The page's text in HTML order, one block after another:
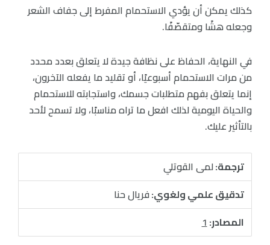
كذلك يمكن أن يؤدي الاستحمام المفرط إلى جفاف الشعر
وجعله هشًا ومتقصّفًا.
في النهاية، الحفاظ على نظافة جيدة لا يتعلق بعدد محدد
من مرات الاستحمام أسبوعيًا، أو تقليد ما يفعله الآخرون،
إنما يتعلق بفهم متطلبات جسمك، واستجابته للاستحمام
والحياة اليومية لذلك افعل ما تراه مناسبًا، ولا تسمح لأحد
بالتأثير عليك.
ترجمة:لمى القوتلي
تدقيق علمي ولغوي:فريال حنا
المصادر:1